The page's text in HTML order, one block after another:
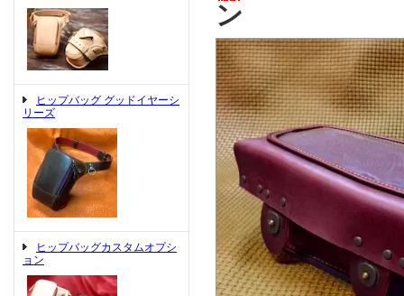
ヒップバッグ グッドイヤーシ
リーズ
ヒップバッグカスタムオプシ
ョン
ン